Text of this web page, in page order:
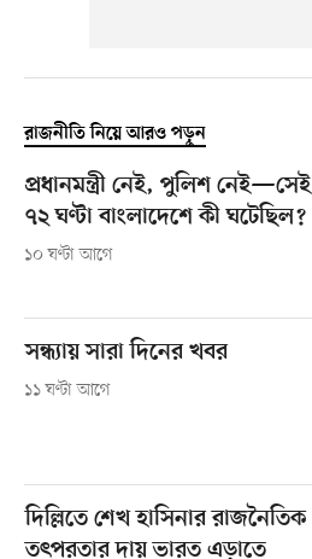
রাজনীতি নিয়ে আরও পড়ুন
প্রধানমন্ত্রী নেই, পুলিশ নেই—সেই
৭২ ঘণ্টা বাংলাদেশে কী ঘটেছিল?
১০ ঘণ্টা আগে
সন্ধ্যায় সারা দিনের খবর
১১ ঘণ্টা আগে
দিল্লিতে শেখ হাসিনার রাজনৈতিক
তৎপরতার দায় ভারত এড়াতে